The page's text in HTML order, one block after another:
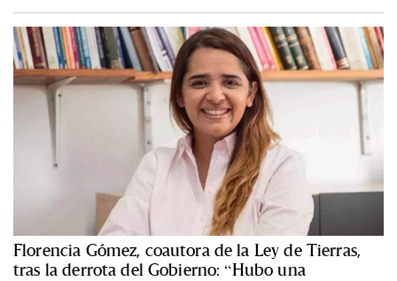
Florencia Gómez, coautora de la Ley de Tierras,
tras la derrota del Gobierno: “Hubo una